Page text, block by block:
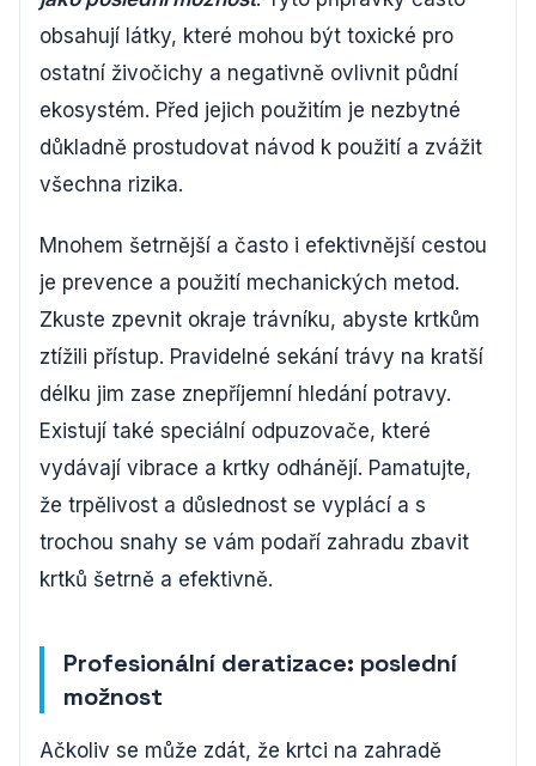
obsahují látky, které mohou být toxické pro
ostatní živočichy a negativně ovlivnit půdní
ekosystém. Před jejich použitím je nezbytné
důkladně prostudovat návod k použití a zvážit
všechna rizika.
Mnohem šetrnější a často i efektivnější cestou
je prevence a použití mechanických metod.
Zkuste zpevnit okraje trávníku, abyste krtkům
ztížili přístup. Pravidelné sekání trávy na kratší
délku jim zase znepříjemní hledání potravy.
Existují také speciální odpuzovače, které
vydávají vibrace a krtky odhánějí. Pamatujte,
že trpělivost a důslednost se vyplácí a s
trochou snahy se vám podaří zahradu zbavit
krtků šetrně a efektivně.
Profesionální deratizace: poslední
možnost
Ačkoliv se může zdát, že krtci na zahradě